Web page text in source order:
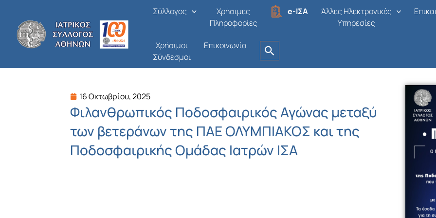
περιεχόμενο
Σύλλογος
Χρήσιμες
Πληροφορίες
e-ΙΣΑ
Άλλες Ηλεκτρονικές
Υπηρεσίες
Χρήσιμοι
Σύνδεσμοι
Επικοινωνία
16 Οκτωβρίου, 2025
Φιλανθρωπικός Ποδοσφαιρικός Αγώνας μεταξύ
των βετεράνων της ΠΑΕ ΟΛΥΜΠΙΑΚΟΣ και της
Ποδοσφαιρικής Ομάδας Ιατρών ΙΣΑ